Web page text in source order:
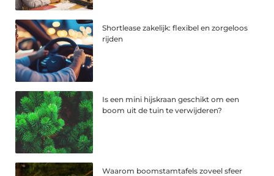
Shortlease zakelijk: flexibel en zorgeloos
rijden
Is een mini hijskraan geschikt om een
boom uit de tuin te verwijderen?
Waarom boomstamtafels zoveel sfeer